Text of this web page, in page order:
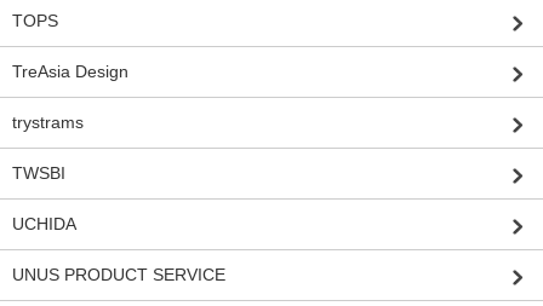
TOPS
TreAsia Design
trystrams
TWSBI
UCHIDA
UNUS PRODUCT SERVICE